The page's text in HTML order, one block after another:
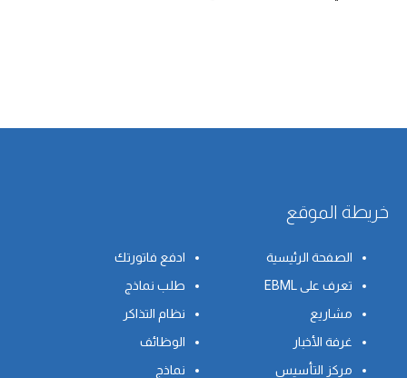
خريطة الموقع
الصفحة الرئيسية
ادفع فاتورتك
تعرف على EBML
طلب نماذج
مشاريع
نظام التذاكر
غرفة الأخبار
الوظائف
مركز التأسيس
نماذج